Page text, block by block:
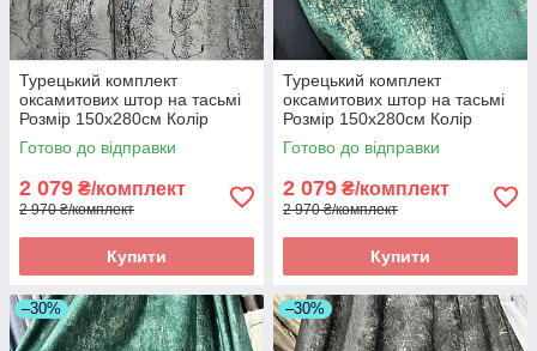
Турецький комплект
оксамитових штор на тасьмі
Розмір 150х280см Колір
Сірий
Готово до відправки
2 079 ₴/комплект
2 970 ₴/комплект
Купити
Турецький комплект
оксамитових штор на тасьмі
Розмір 150х280см Колір
Зелений
Готово до відправки
2 079 ₴/комплект
2 970 ₴/комплект
Купити
–30% –30%